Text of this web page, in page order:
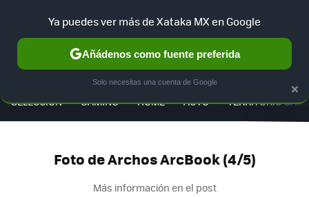
SELECCIÓN GAMING HOME AUTO TERRITORIO
Foto de Archos ArcBook (4/5)
Más información en el post
×
Ya puedes ver más de Xataka MX en Google
Añádenos como fuente preferida
Solo necesitas una cuenta de Google